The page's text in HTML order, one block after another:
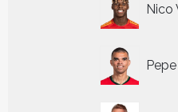
Nico
Pepe